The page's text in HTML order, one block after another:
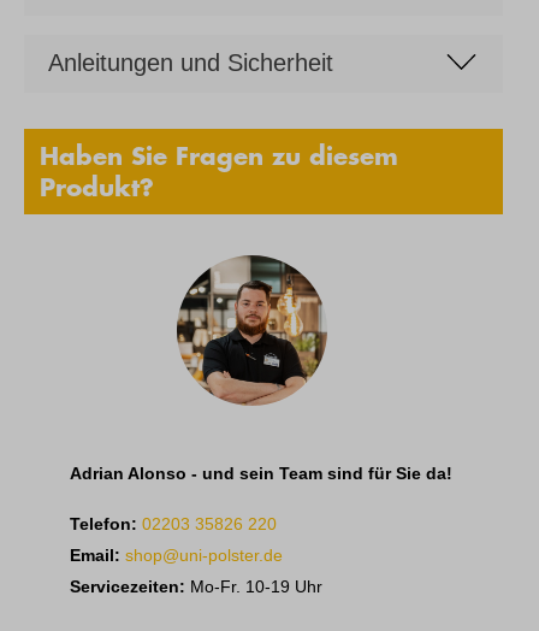
Anleitungen und Sicherheit
Haben Sie Fragen zu diesem
Produkt?
Adrian Alonso - und sein Team sind für Sie da!
Telefon: 02203 35826 220
Email: shop@uni-polster.de
Servicezeiten: Mo-Fr. 10-19 Uhr